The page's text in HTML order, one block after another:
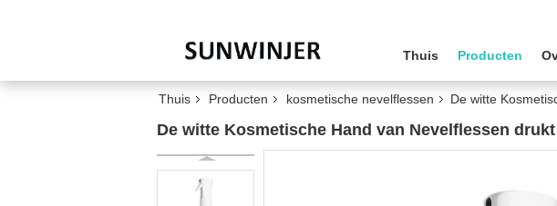
Thuis Producten
Thuis Producten kosmetische nevelflessen De witte
De witte Kosmetische Hand van Nevelflessen